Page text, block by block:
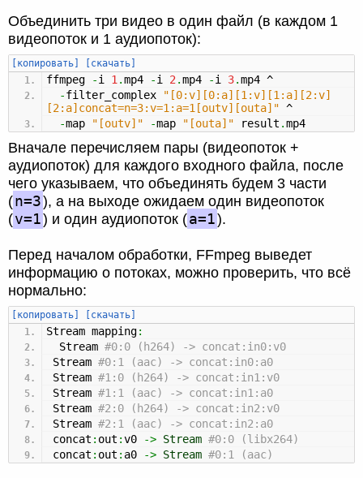
Объединить три видео в один файл (в каждом 1
видеопоток и 1 аудиопоток):
[копировать] [скачать]
ffmpeg -i 1 .mp4 -i 2 .mp4 -i 3.mp4 ^
-filter_complex
"[0:v][0:a][1:v][1:a][2:v]
[2:a]concat=n=3:v=1:a=1[outv][outa]" ^
-map "[outv]" -map "[outa]" result .mp4
Вначале перечисляем пары (видеопоток +
аудиопоток) для каждого входного файла, после
чего указываем, что объединять будем 3 части
(n=3), а на выходе ожидаем один видеопоток
(v=1) и один аудиопоток (a=1).
Перед началом обработки, FFmpeg выведет
информацию о потоках, можно проверить, что всё
нормально:
[копировать] [скачать]
Stream mapping:
Stream #0:0 (h264) -> concat:in0:v0
Stream #0:1 (aac) -> concat:in0:a0
Stream #1:0 (h264) -> concat:in1:v0
Stream #1:1 (aac) -> concat:in1:a0
Stream #2:0 (h264) -> concat:in2:v0
Stream #2:1 (aac) -> concat:in2:a0
concat : out :v0 -> Stream #0:0 (libx264)
concat : out : a0 -> Stream #0:1 (aac)